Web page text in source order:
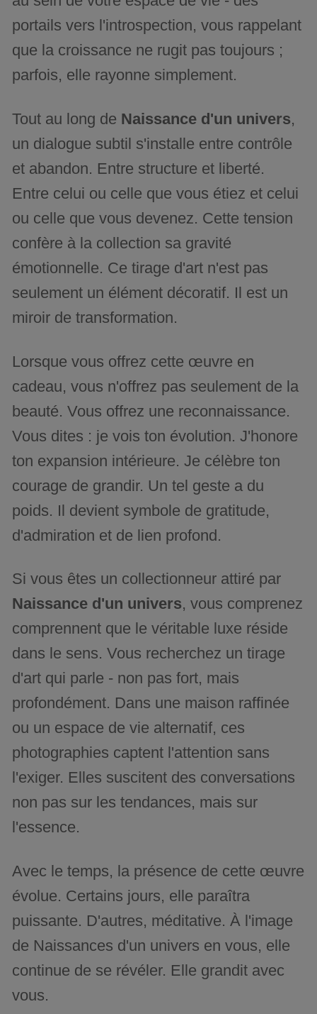
portails vers l'introspection, vous rappelant
que la croissance ne rugit pas toujours ;
parfois, elle rayonne simplement.
Tout au long de Naissance d'un univers,
un dialogue subtil s'installe entre contrôle
et abandon. Entre structure et liberté.
Entre celui ou celle que vous étiez et celui
ou celle que vous devenez. Cette tension
confère à la collection sa gravité
émotionnelle. Ce tirage d'art n'est pas
seulement un élément décoratif. Il est un
miroir de transformation.
Lorsque vous offrez cette œuvre en
cadeau, vous n'offrez pas seulement de la
beauté. Vous offrez une reconnaissance.
Vous dites : je vois ton évolution. J'honore
ton expansion intérieure. Je célèbre ton
courage de grandir. Un tel geste a du
poids. Il devient symbole de gratitude,
d'admiration et de lien profond.
Si vous êtes un collectionneur attiré par
Naissance d'un univers, vous comprenez
comprennent que le véritable luxe réside
dans le sens. Vous recherchez un tirage
d'art qui parle - non pas fort, mais
profondément. Dans une maison raffinée
ou un espace de vie alternatif, ces
photographies captent l'attention sans
l'exiger. Elles suscitent des conversations
non pas sur les tendances, mais sur
l'essence.
Avec le temps, la présence de cette œuvre
évolue. Certains jours, elle paraîtra
puissante. D'autres, méditative. À l'image
de Naissances d'un univers en vous, elle
continue de se révéler. Elle grandit avec
vous.